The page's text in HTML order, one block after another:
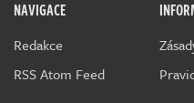
NAVIGACE
Redakce
RSS Atom Feed